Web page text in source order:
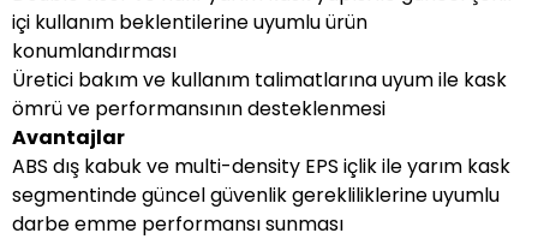
içi kullanım beklentilerine uyumlu ürün
konumlandırması
Üretici bakım ve kullanım talimatlarına uyum ile kask
ömrü ve performansının desteklenmesi
Avantajlar
ABS dış kabuk ve multi-density EPS içlik ile yarım kask
segmentinde güncel güvenlik gerekliliklerine uyumlu
darbe emme performansı sunması